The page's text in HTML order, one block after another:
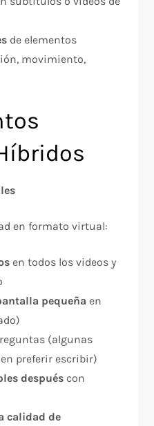
de elementos
movimiento,
en formato virtual:​
en todos los videos y
pequeña en
(algunas
preferir escribir)
después con
calidad de